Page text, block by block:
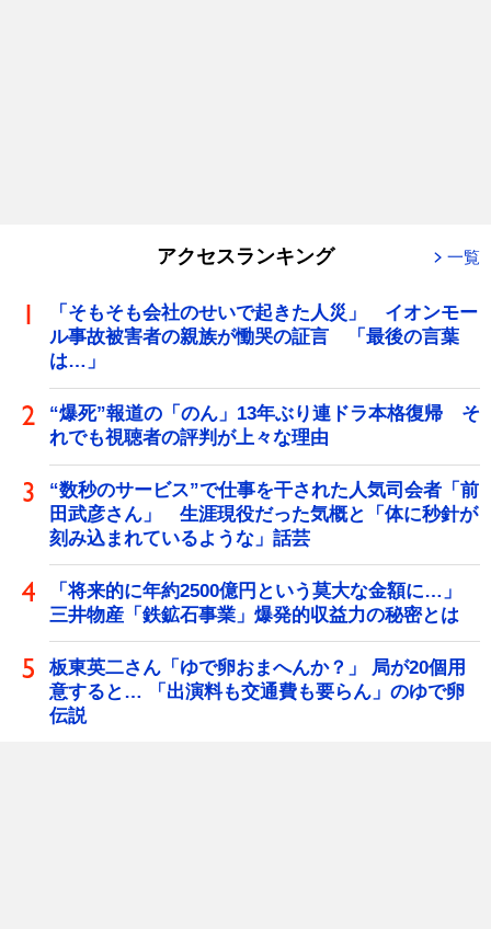
アクセスランキング 一覧
「そもそも会社のせいで起きた人災」 イオンモー
ル事故被害者の親族が慟哭の証言 「最後の言葉
は…」
“爆死”報道の「のん」13年ぶり連ドラ本格復帰 そ
れでも視聴者の評判が上々な理由
“数秒のサービス”で仕事を干された人気司会者「前
田武彦さん」 生涯現役だった気概と「体に秒針が
刻み込まれているような」話芸
「将来的に年約2500億円という莫大な金額に…」
三井物産「鉄鉱石事業」爆発的収益力の秘密とは
板東英二さん「ゆで卵おまへんか？」 局が20個用
意すると… 「出演料も交通費も要らん」のゆで卵
伝説